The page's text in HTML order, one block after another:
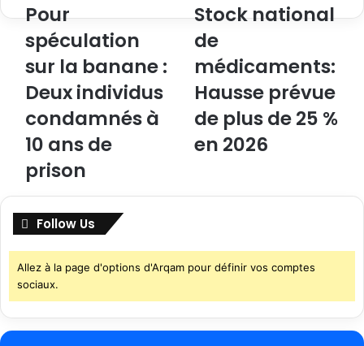
Pour
spéculation
sur la banane :
Deux individus
condamnés à
10 ans de
prison
Stock national
de
médicaments:
Hausse prévue
de plus de 25 %
en 2026
Follow Us
Allez à la page d'options d'Arqam pour définir vos comptes
sociaux.